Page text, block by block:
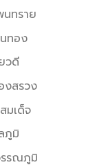
นทราย
ทอง
วดี
งสรวง
มเด็จ
ภูมิ
รรณภูมิ